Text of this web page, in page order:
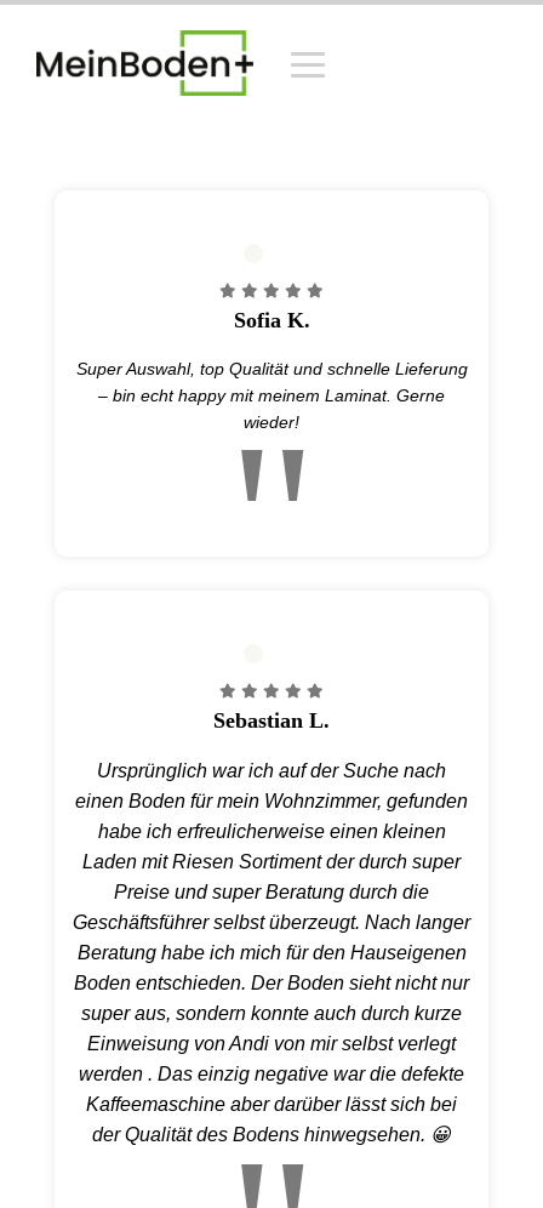
Sofia K.
Super Auswahl, top Qualität und schnelle Lieferung
– bin echt happy mit meinem Laminat. Gerne
wieder!
Sebastian L.
Ursprünglich war ich auf der Suche nach
einen Boden für mein Wohnzimmer, gefunden
habe ich erfreulicherweise einen kleinen
Laden mit Riesen Sortiment der durch super
Preise und super Beratung durch die
Geschäftsführer selbst überzeugt. Nach langer
Beratung habe ich mich für den Hauseigenen
Boden entschieden. Der Boden sieht nicht nur
super aus, sondern konnte auch durch kurze
Einweisung von Andi von mir selbst verlegt
werden . Das einzig negative war die defekte
Kaffeemaschine aber darüber lässt sich bei
der Qualität des Bodens hinwegsehen. 😀